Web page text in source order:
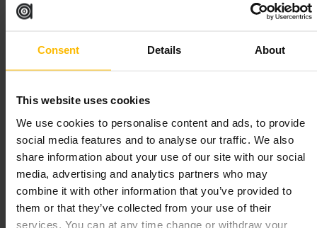
Consent Details About
This website uses cookies
We use cookies to personalise content and ads, to provide
social media features and to analyse our traffic. We also
share information about your use of our site with our social
media, advertising and analytics partners who may
combine it with other information that you’ve provided to
them or that they’ve collected from your use of their
services. You can at any time change or withdraw your
تحقق من برامج الورش قبل الزيارة، فبعض الأنشطة تتطلب حجزًا مسبقًا.
احضر أطفالك بملابس مريحة قابلة للحركة. خصص وقتًا للتجول في
https://ark.ie/
دبلينيا
الفنون والترفيه•متحف •الفنون والترفيه• متحف•متحف التاريخ
٤٫٥
٤
الصورة /Dublinia